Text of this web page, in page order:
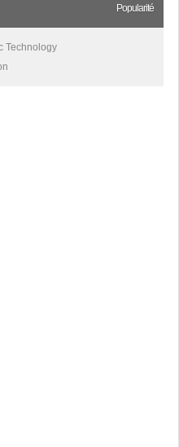
Popularité
Technology